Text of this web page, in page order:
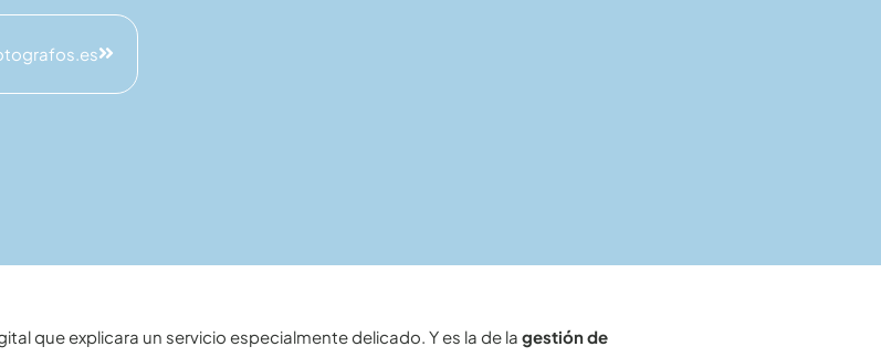
que explicara un servicio especialmente delicado. Y es la de la gestión de